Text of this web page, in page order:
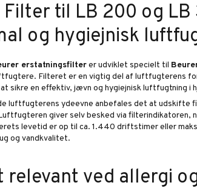
Filter til LB 200 og LB
og hygiejnisk
erstatningsfilterer udviklet specielt til
Filteret er en vigtig del af luftfugterens
sikre en effektiv, jævn og hygiejnisk luftfugtning i
luftfugterens ydeevne anbefales det at udskifte
giver selv besked via filterindikatoren,
levetid er op til ca. 1.440 driftstimer eller
og vandkvalitet.
ved allergi